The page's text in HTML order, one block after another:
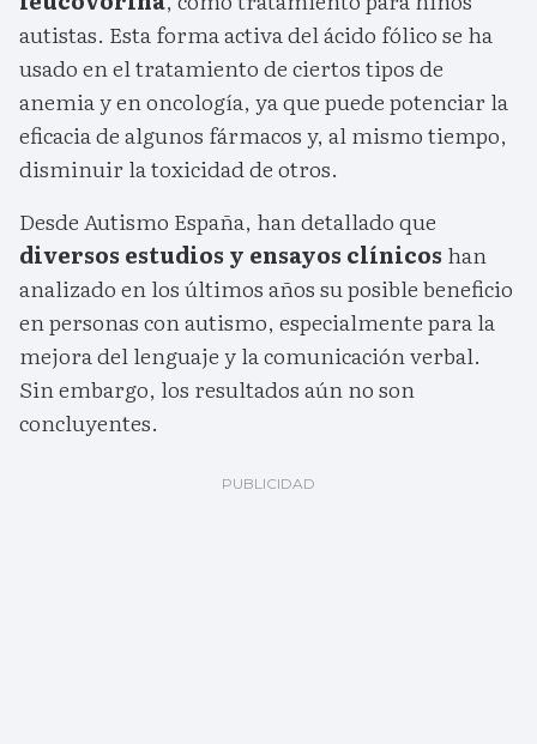
autistas. Esta forma activa del ácido fólico se ha
usado en el tratamiento de ciertos tipos de
anemia y en oncología, ya que puede potenciar la
eficacia de algunos fármacos y, al mismo tiempo,
disminuir la toxicidad de otros.
Desde Autismo España, han detallado que
diversos estudios y ensayos clínicos han
analizado en los últimos años su posible beneficio
en personas con autismo, especialmente para la
mejora del lenguaje y la comunicación verbal.
Sin embargo, los resultados aún no son
concluyentes.